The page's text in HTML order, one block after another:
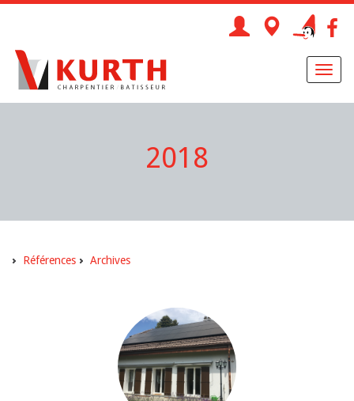
2018
Références Archives